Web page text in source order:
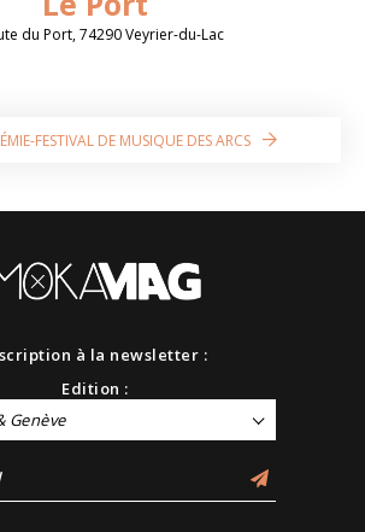
du Port, 74290 Veyrier-du-Lac
FESTIVAL DE MUSIQUE DES ARCS
à la newsletter :
Edition :
Genève